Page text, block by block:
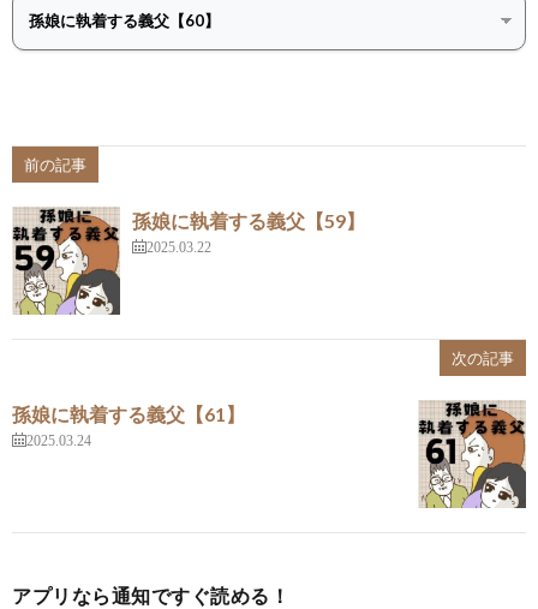
前の記事
孫娘に執着する義父【59】
2025.03.22
次の記事
孫娘に執着する義父【61】
2025.03.24
アプリなら通知ですぐ読める！